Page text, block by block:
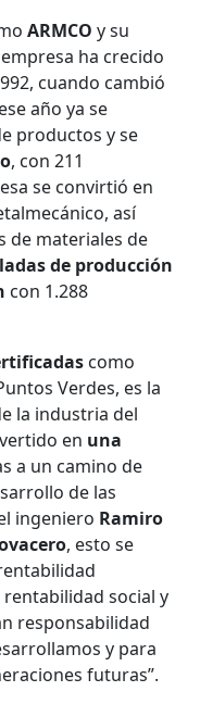
ARMCO y su
ha crecido
cuando cambió
año ya se
productos y se
, con 211
se convirtió en
así
de materiales de
de producción
con 1.288
como
Verdes, es la
la industria del
en una
a un camino de
de las
ingeniero Ramiro
, esto se
social y
responsabilidad
y para
futuras”.